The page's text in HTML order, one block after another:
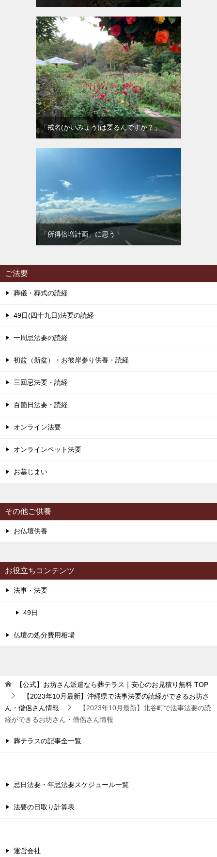
「戒名(かいみょう)は要るんですか？」
「所得倍増計画」に思う
ご法要
葬儀・葬式の読経
49日(四十九日)法要の読経
一周忌法要の読経
初盆（新盆）・お彼岸参り供養・読経
三回忌法要・読経
百箇日法要・読経
オンライン法要
オンラインペット法要
お墓じまい
その他ご供養
お仏壇供養
お役立ちコンテンツ
法事・法要
49日
仏壇の処分費用相場
【公式】お坊さん派遣なら葬テラス｜安心のお見積り無料 TOP
【2023年10月最新】沖縄県で法事法要の読経ができるお坊さ
ん・僧侶さん情報
【2023年10月最新】北谷町で法事法要の読
経ができるお坊さん・僧侶さん情報
葬テラスの記事全一覧
忌日法要・年忌法要スケジュール一覧
法要の日取り計算表
運営会社